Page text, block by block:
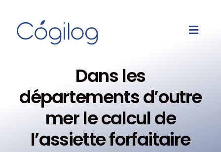
Dans les
départements d’outre
mer le calcul de
l’assiette forfaitaire